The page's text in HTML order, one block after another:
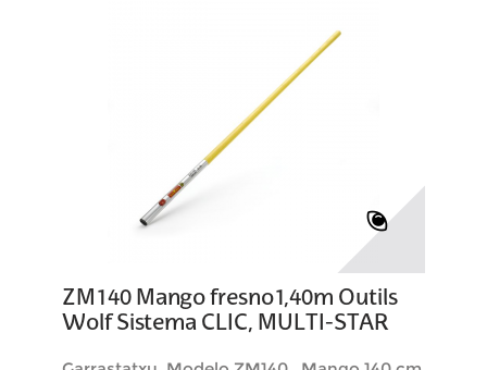
ZM140 Mango fresno1,40m Outils
Wolf Sistema CLIC, MULTI-STAR